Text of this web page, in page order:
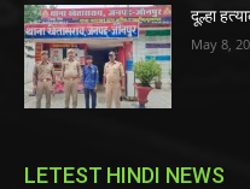
दूल्हा
May 8,
LETEST HINDI NEWS